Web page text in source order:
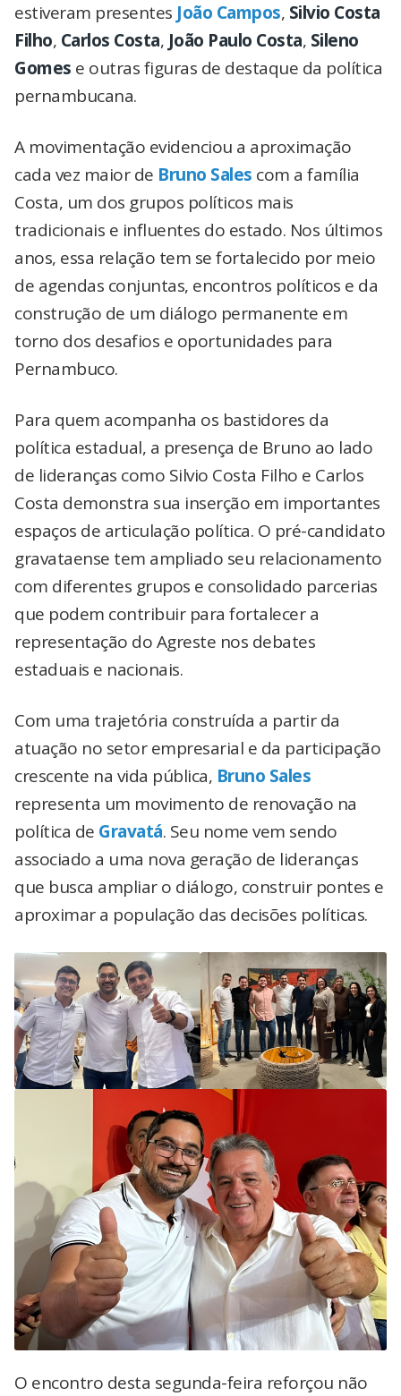
estiveram presentes João Campos, Silvio Costa
Filho, Carlos Costa, João Paulo Costa, Sileno
Gomes e outras figuras de destaque da política
pernambucana.
A movimentação evidenciou a aproximação
cada vez maior de Bruno Sales com a família
Costa, um dos grupos políticos mais
tradicionais e influentes do estado. Nos últimos
anos, essa relação tem se fortalecido por meio
de agendas conjuntas, encontros políticos e da
construção de um diálogo permanente em
torno dos desafios e oportunidades para
Pernambuco.
Para quem acompanha os bastidores da
política estadual, a presença de Bruno ao lado
de lideranças como Silvio Costa Filho e Carlos
Costa demonstra sua inserção em importantes
espaços de articulação política. O pré-candidato
gravataense tem ampliado seu relacionamento
com diferentes grupos e consolidado parcerias
que podem contribuir para fortalecer a
representação do Agreste nos debates
estaduais e nacionais.
Com uma trajetória construída a partir da
atuação no setor empresarial e da participação
crescente na vida pública, Bruno Sales
representa um movimento de renovação na
política de Gravatá. Seu nome vem sendo
associado a uma nova geração de lideranças
que busca ampliar o diálogo, construir pontes e
aproximar a população das decisões políticas.
O encontro desta segunda-feira reforçou não